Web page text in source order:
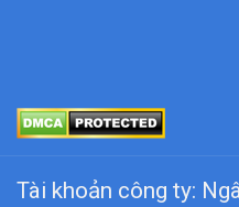
Tài khoản công ty: